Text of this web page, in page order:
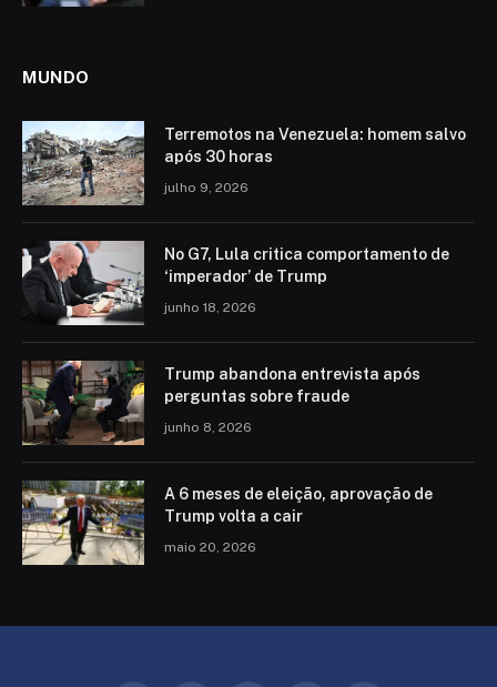
MUNDO
Terremotos na Venezuela: homem salvo
após 30 horas
julho 9, 2026
No G7, Lula critica comportamento de
‘imperador’ de Trump
junho 18, 2026
Trump abandona entrevista após
perguntas sobre fraude
junho 8, 2026
A 6 meses de eleição, aprovação de
Trump volta a cair
maio 20, 2026